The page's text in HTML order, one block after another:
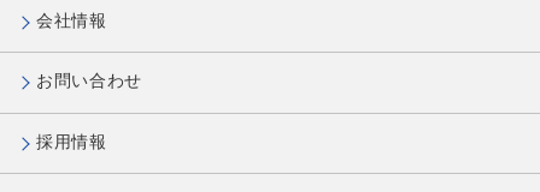
会社情報
お問い合わせ
採用情報